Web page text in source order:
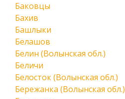
Баковцы
Бахив
Башлыки
Белашов
Белин (Волынская обл.)
Беличи
Белосток (Волынская обл.)
Бережанка (Волынская обл.)